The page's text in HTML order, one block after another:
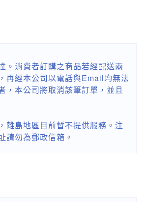
。消費者訂購之商品若經配送兩
再經本公司以電話與Email均無法
，本公司將取消該筆訂單，並且
離島地區目前暫不提供服務。注
請勿為郵政信箱。